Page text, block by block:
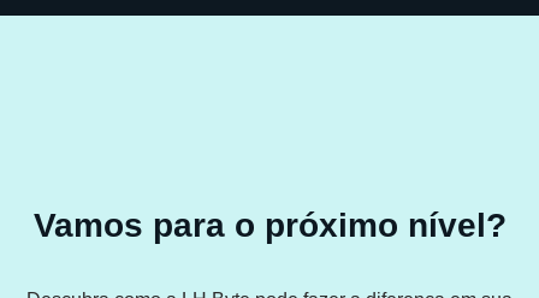
Vamos para o próximo nível?